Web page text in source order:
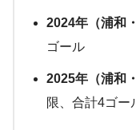
2024年（浦和
ゴール
2025年（浦和
限、合計4ゴー